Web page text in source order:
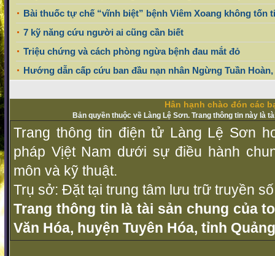
Bài thuốc tự chế “vĩnh biệt” bệnh Viêm Xoang không tốn
7 kỹ năng cứu người ai cũng cần biết
Triệu chứng và cách phòng ngừa bệnh đau mắt đỏ
Hướng dẫn cấp cứu ban đầu nạn nhân Ngừng Tuần Hoàn,
Hân hạnh chào đón các
Bản quyền thuộc về Làng Lệ Sơn. Trang thông tin này là
Trang thông tin điện tử Làng Lệ Sơn
pháp Vịệt Nam dưới sự điều hành
môn và kỹ thuật.
Trụ sở: Đặt tại trung tâm lưu trữ truyền
Trang thông tin là tài sản chung của
Văn Hóa, huyện Tuyên Hóa, tỉnh